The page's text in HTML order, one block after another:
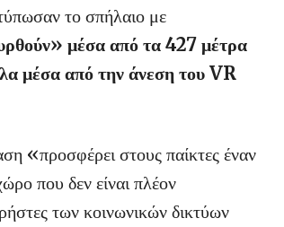
το σπήλαιο με
μέσα από τα 427 μέτρα
μέσα από την άνεση του VR
«προσφέρει στους παίκτες έναν
που δεν είναι πλέον
των κοινωνικών δικτύων